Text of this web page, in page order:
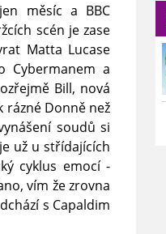
měsíc a BBC
scén je zase
Matta Lucase
Cybermanem a
Bill, nová
rázné Donně než
soudů si
už u střídajících
cyklus emocí -
vím že zrovna
s Capaldim